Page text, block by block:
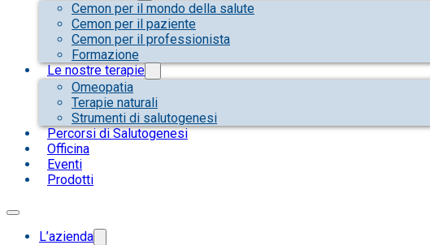
Cemon per il mondo della salute
Cemon per il paziente
Cemon per il professionista
Formazione
Le nostre terapie
Omeopatia
Terapie naturali
Strumenti di salutogenesi
Percorsi di Salutogenesi
Officina
Eventi
Prodotti
L’azienda